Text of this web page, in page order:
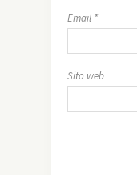
Email *
Sito web